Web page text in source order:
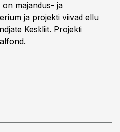
on majandus- ja
ja projekti viivad ellu
Keskliit. Projekti